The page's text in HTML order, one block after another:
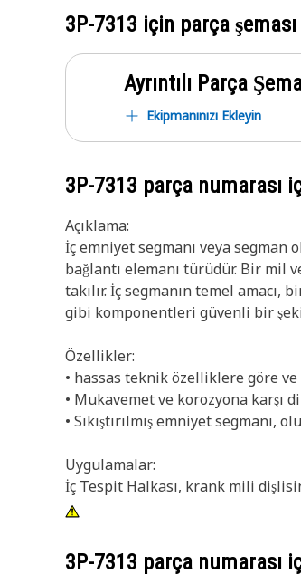
3P-7313 için parça şeması
Ayrıntılı Parça
Ekipmanınızı Ekleyin
3P-7313 parça numarası
Açıklama:
İç emniyet segmanı veya
bağlantı elemanı türüdür. Bir mil
takılır. İç segmanın temel
gibi komponentleri güvenli bir
Özellikler:
• hassas teknik özelliklere göre
• Mukavemet ve korozyona karşı
• Sıkıştırılmış emniyet segmanı,
Uygulamalar:
İç Tespit Halkası, krank mili
3P-7313 parça numarası